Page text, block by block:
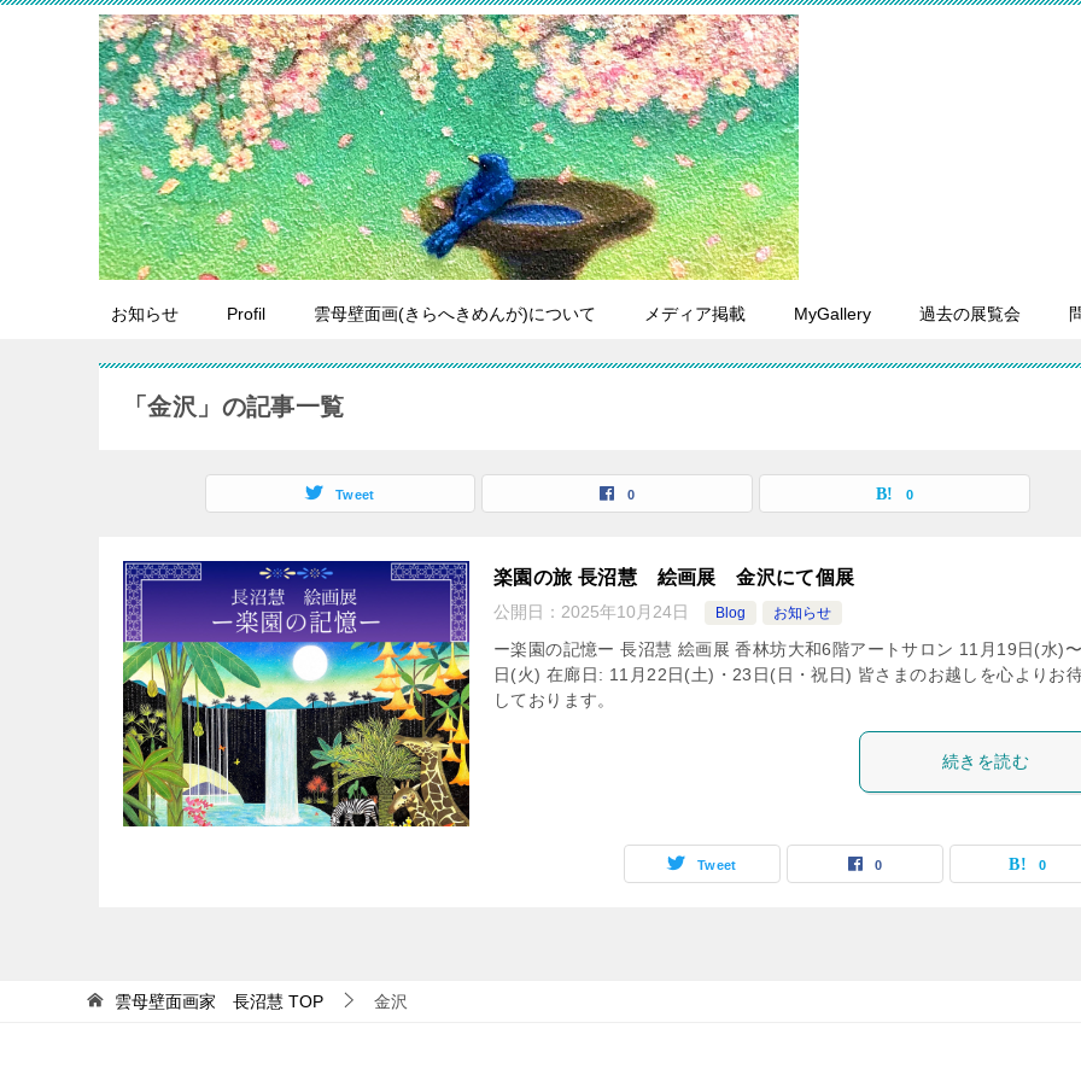
お知らせ Profil 雲母壁面画(きらへきめんが)について メディア掲載 MyGallery 過去の展覧会
「金沢」の記事一覧
Tweet 0 0
楽園の旅 長沼慧 絵画展 金沢にて個展
公開日： 2025年10月24日 Blog お知らせ
ー楽園の記憶ー 長沼慧 絵画展 香林坊大和6階アートサロン 11月19日(水)
日(火) 在廊日: 11月22日(土)・23日(日・祝日) 皆さまのお越しを心よりお
しております。
続きを読む
Tweet 0 0
雲母壁面画家 長沼慧 TOP 金沢